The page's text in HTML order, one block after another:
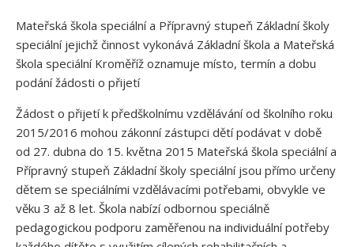
Mateřská škola speciální a Přípravný stupeň Základní školy
speciální jejichž činnost vykonává Základní škola a Mateřská
škola speciální Kroměříž oznamuje místo, termín a dobu
podání žádosti o přijetí
Žádost o přijetí k předškolnímu vzdělávání od školního roku
2015/2016 mohou zákonní zástupci dětí podávat v době
od 27. dubna do 15. května 2015 Mateřská škola speciální a
Přípravný stupeň Základní školy speciální jsou přímo určeny
dětem se speciálními vzdělávacími potřebami, obvykle ve
věku 3 až 8 let. Škola nabízí odbornou speciálně
pedagogickou podporu zaměřenou na individuální potřeby